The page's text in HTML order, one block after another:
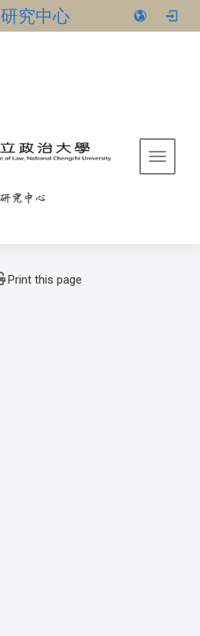
研究中心
Toggle
Print this page